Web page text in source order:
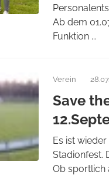
Ab dem
Funktion ...
Verein
Save
Es ist
Stadionfest.
Ob sportlich